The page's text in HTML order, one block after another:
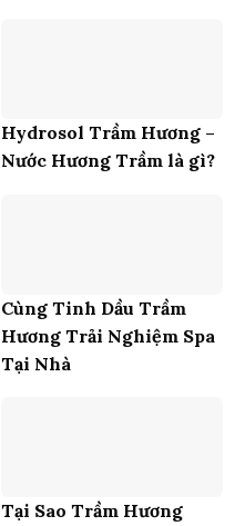
Hydrosol Trầm Hương –
Nước Hương Trầm là gì?
Cùng Tinh Dầu Trầm
Hương Trải Nghiệm Spa
Tại Nhà
Tại Sao Trầm Hương